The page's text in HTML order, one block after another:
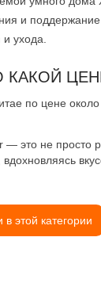
и
ухода.
КАКОЙ
по цене
— это не просто
в этой категории